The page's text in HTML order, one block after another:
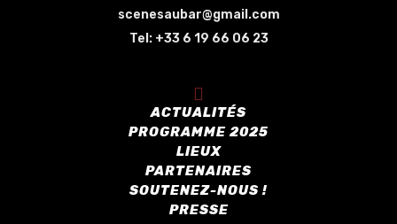
scenesaubar@gmail.com
Tel: +33 6 19 66 06 23
ACTUALITÉS
PROGRAMME 2025
LIEUX
PARTENAIRES
SOUTENEZ-NOUS !
PRESSE